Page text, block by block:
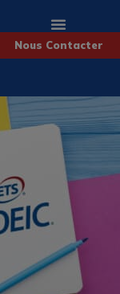
Nous Contacter